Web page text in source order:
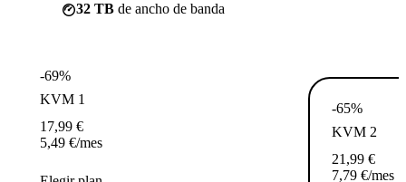
32 TB de ancho de banda
-69%
KVM 1
17,99 €
5,49 €/mes
-65%
KVM 2
21,99 €
7,79 €/mes